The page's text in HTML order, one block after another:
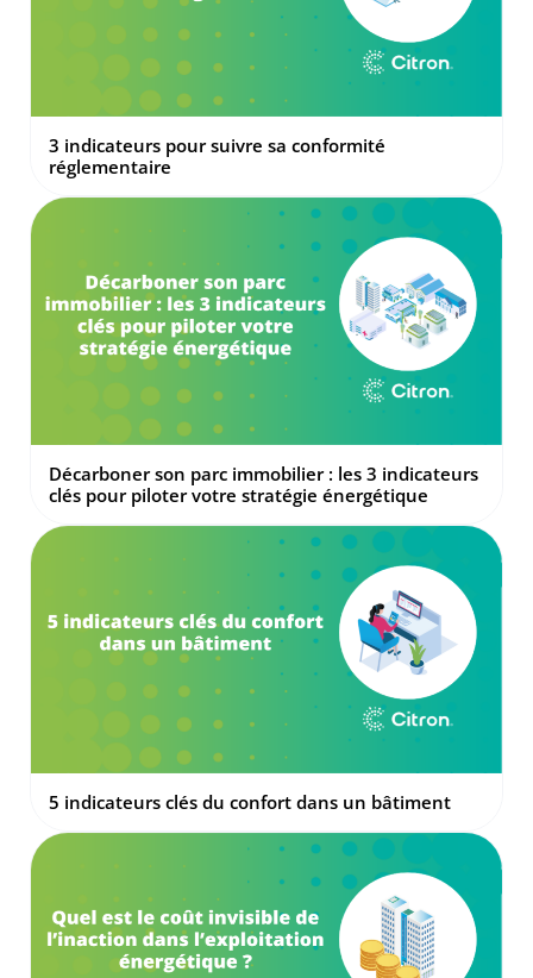
3 indicateurs pour suivre sa conformité
réglementaire
Décarboner son parc immobilier : les 3 indicateurs
clés pour piloter votre stratégie énergétique
5 indicateurs clés du confort dans un bâtiment